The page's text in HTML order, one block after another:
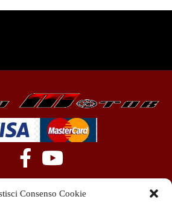
Consenso Cookie